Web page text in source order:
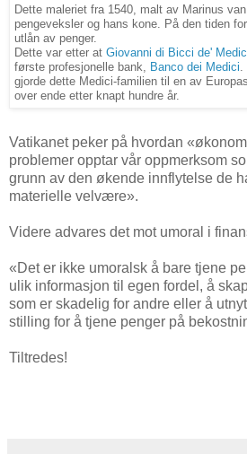
Dette maleriet fra 1540, malt av Marinus
pengeveksler og hans kone. På den tiden
utlån av penger.
Dette var etter at Giovanni di Bicci de'
første profesjonelle bank, Banco dei Medici.
gjorde dette Medici-familien til en av
over ende etter knapt hundre år.
Vatikanet peker på hvordan
problemer opptar vår oppmerksom
grunn av den økende innflytelse de
materielle velvære».
Videre advares det mot umoral i
«Det er ikke umoralsk å bare tjene
ulik informasjon til egen fordel, å
som er skadelig for andre eller å
stilling for å tjene penger på
Tiltredes!